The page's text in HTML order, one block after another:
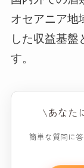
オセアニア地
した収益基盤
す。
\あなた
簡単な質問に